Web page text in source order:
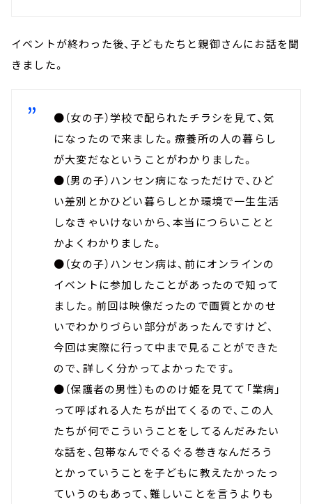
イベントが終わった後、子どもたちと親御さんにお話を聞
きました。
●（女の子）学校で配られたチラシを見て、気
になったので来ました。療養所の人の暮らし
が大変だなということがわかりました。
●（男の子）ハンセン病になっただけで、ひど
い差別とかひどい暮らしとか環境で一生生活
しなきゃいけないから、本当につらいことと
かよくわかりました。
●（女の子）ハンセン病は、前にオンラインの
イベントに参加したことがあったので知って
ました。前回は映像だったので画質とかのせ
いでわかりづらい部分があったんですけど、
今回は実際に行って中まで見ることができた
ので、詳しく分かってよかったです。
●（保護者の男性）もののけ姫を見てて「業病」
って呼ばれる人たちが出てくるので、この人
たちが何でこういうことをしてるんだみたい
な話を、包帯なんでぐるぐる巻きなんだろう
とかっていうことを子どもに教えたかったっ
ていうのもあって、難しいことを言うよりも